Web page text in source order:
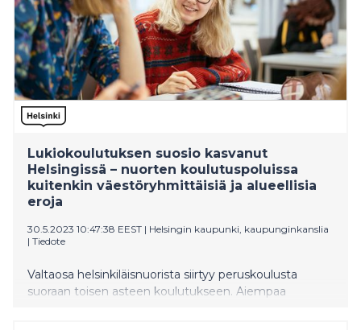
maakunnan yrityksiä vaivaavan työvoimapulan
ratkaisussa.
Lukiokoulutuksen suosio kasvanut
Helsingissä – nuorten koulutuspoluissa
kuitenkin väestöryhmittäisiä ja alueellisia
eroja
30.5.2023 10:47:38 EEST | Helsingin kaupunki, kaupunginkanslia
| Tiedote
Valtaosa helsinkiläisnuorista siirtyy peruskoulusta
suoraan toisen asteen koulutukseen. Aiempaa